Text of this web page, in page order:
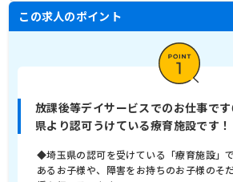
この求人のポイント
放課後等デイサービスでのお仕事で
県より認可うけている療育施設です！
◆埼玉県の認可を受けている「療育施設」
あるお子様や、障害をお持ちのお子様のそ